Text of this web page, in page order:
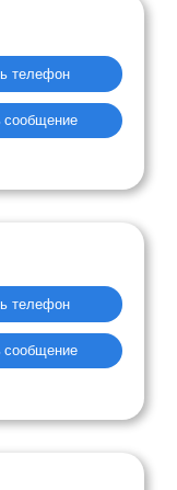
Показать телефон
сообщение
Показать телефон
сообщение